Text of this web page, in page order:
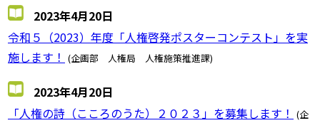
2023年4月20日
令和５（2023）年度「人権啓発ポスターコンテスト」を実
施します！ (企画部 人権局 人権施策推進課)
2023年4月20日
「人権の詩（こころのうた）２０２３」を募集します！ (企